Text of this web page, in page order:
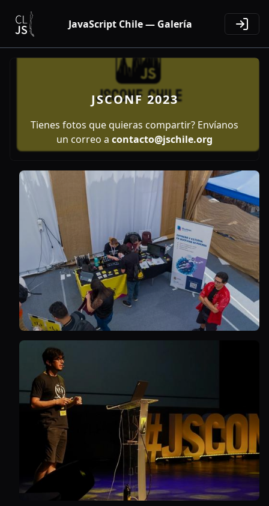
JavaScript Chile — Galería
JSCONF 2023
Tienes fotos que quieras compartir? Envíanos
un correo a contacto@jschile.org